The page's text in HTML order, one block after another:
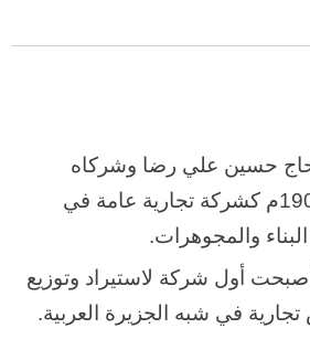
حسين علي رضا وشركاه
المحدودة في عام 1906م كشركة تجارية عامة في
البناء والمجوهرات.
1926م، أصبحت أول شركة لاستيراد وتوزيع
في شبه الجزيرة العربية.